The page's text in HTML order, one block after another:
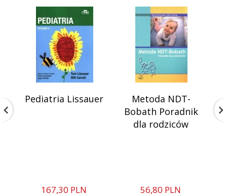
Pediatria Lissauer
167,30 PLN
Metoda NDT-
Bobath Poradnik
dla rodziców
56,80 PLN